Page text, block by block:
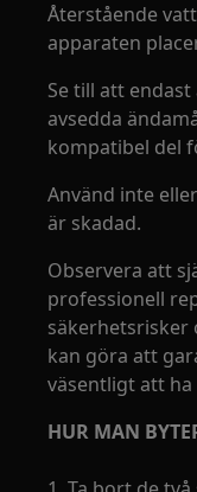
Återstående
apparaten
Se till att
avsedda
kompatibel del
Använd inte
är skadad.
Observera att
professionell
säkerhetsrisker
kan göra att
väsentligt att
HUR MAN